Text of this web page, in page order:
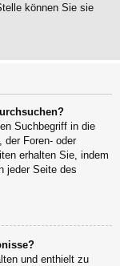
können Sie sie
Suchbegriff in die
der Foren- oder
erhalten Sie, indem
jeder Seite des
und enthielt zu